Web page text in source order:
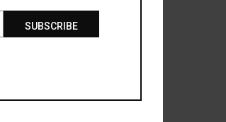
SUBSCRIBE